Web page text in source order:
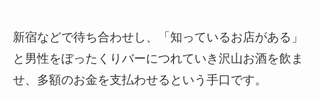
新宿などで待ち合わせし、「知っているお店がある」
と男性をぼったくりバーにつれていき沢山お酒を飲ま
せ、多額のお金を支払わせるという手口です。